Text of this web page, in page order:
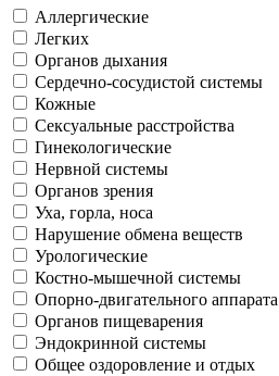
Аллергические
Легких
Органов дыхания
Сердечно-сосудистой системы
Кожные
Сексуальные расстройства
Гинекологические
Нервной системы
Органов зрения
Уха, горла, носа
Нарушение обмена веществ
Урологические
Костно-мышечной системы
Опорно-двигательного аппарата
Органов пищеварения
Эндокринной системы
Общее оздоровление и отдых